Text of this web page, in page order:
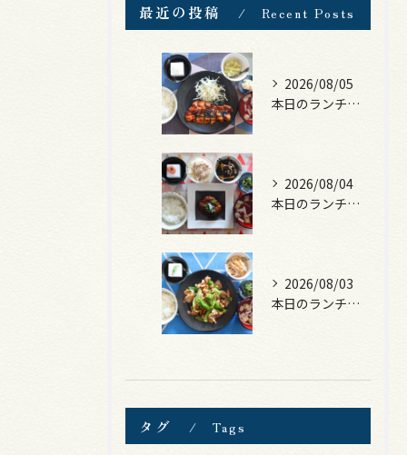
最近の投稿 Recent Posts
2026/08/05
本日のランチは、ロース豚カツ梅はさみ！
2026/08/04
本日のランチは、煮込みハンバーグ！
2026/08/03
本日のランチは、豚バラキャベツの回鍋肉風！
タグ Tags